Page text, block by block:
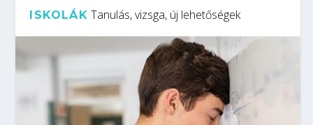
ISKOLÁK Tanulás, vizsga, új lehetőségek